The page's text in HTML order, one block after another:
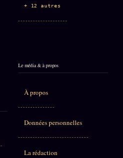
+ 12 autres
Le média & à propos
À propos
Données personnelles
La rédaction